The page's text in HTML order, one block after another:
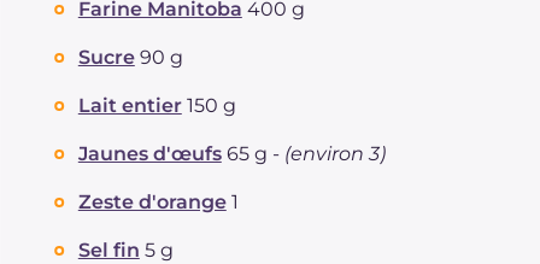
Farine Manitoba 400 g
Sucre 90 g
Lait entier 150 g
Jaunes d'œufs 65 g - (environ 3)
Zeste d'orange 1
Sel fin 5 g